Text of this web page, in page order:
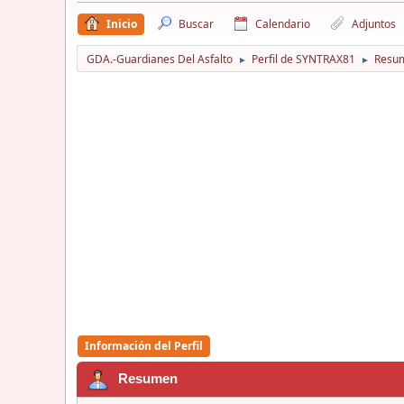
Inicio Buscar Calendario Adjuntos
GDA.-Guardianes Del Asfalto ► Perfil de SYNTRAX81 ►
Información del Perfil
Resumen